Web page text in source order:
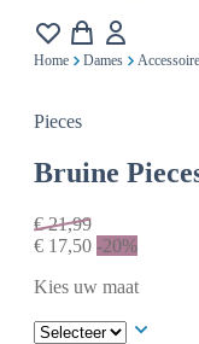
Home Dames
Pieces
Bruine
€21,99
€ 17,50 -20%
Kies uw maat